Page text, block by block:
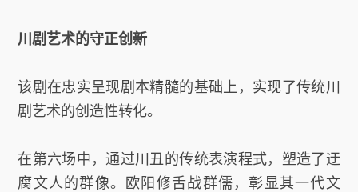
川剧艺术的守正创新
该剧在忠实呈现剧本精髓的基础上，实现了传统川
剧艺术的创造性转化。
在第六场中，通过川丑的传统表演程式，塑造了迂
腐文人的群像。欧阳修舌战群儒，彰显其一代文